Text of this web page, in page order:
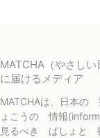
MATCHA（やさし
に届けるメディア
MATCHAは、日本
ょこうの 情報
見るべき ばしょと